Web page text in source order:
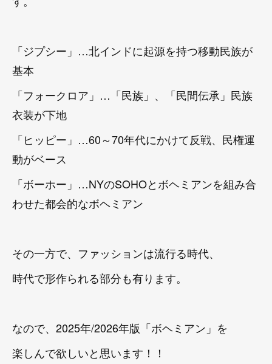
「ジプシー」…北インドに起源を持つ移動民族が
基本
「フォークロア」…「民族」、「民間伝承」民族
衣装が下地
「ヒッピー」…60～70年代にかけて反戦、民権運
動がベース
「ボーホー」…NYのSOHOとボヘミアンを組み合
わせた都会的なボヘミアン
その一方で、ファッションは流行る時代、
時代で形作られる部分も有ります。
なので、2025年/2026年版「ボヘミアン」を
楽しんで欲しいと思います！！